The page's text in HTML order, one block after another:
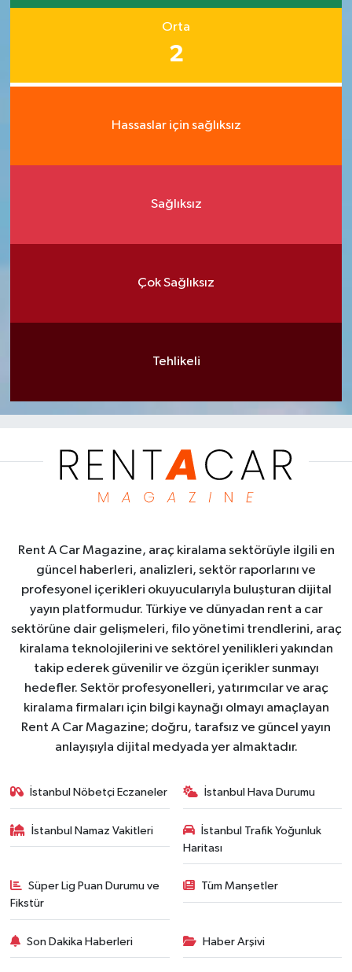
Orta
2
Hassaslar için sağlıksız
Sağlıksız
Çok Sağlıksız
Tehlikeli
Rent A Car Magazine, araç kiralama sektörüyle ilgili en
güncel haberleri, analizleri, sektör raporlarını ve
profesyonel içerikleri okuyucularıyla buluşturan dijital
yayın platformudur. Türkiye ve dünyadan rent a car
sektörüne dair gelişmeleri, filo yönetimi trendlerini, araç
kiralama teknolojilerini ve sektörel yenilikleri yakından
takip ederek güvenilir ve özgün içerikler sunmayı
hedefler. Sektör profesyonelleri, yatırımcılar ve araç
kiralama firmaları için bilgi kaynağı olmayı amaçlayan
Rent A Car Magazine; doğru, tarafsız ve güncel yayın
anlayışıyla dijital medyada yer almaktadır.
İstanbul Nöbetçi Eczaneler İstanbul Hava Durumu
İstanbul Namaz Vakitleri
İstanbul Trafik Yoğunluk
Haritası
Süper Lig Puan Durumu ve
Fikstür
Tüm Manşetler
Son Dakika Haberleri Haber Arşivi